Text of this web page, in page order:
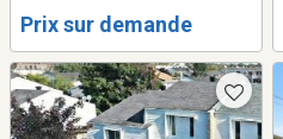
locaitres excellents,
Prix sur demande